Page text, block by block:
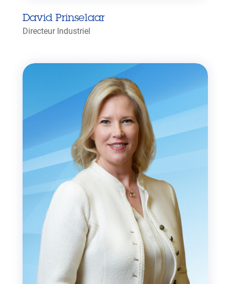
David Prinselaar
Directeur Industriel